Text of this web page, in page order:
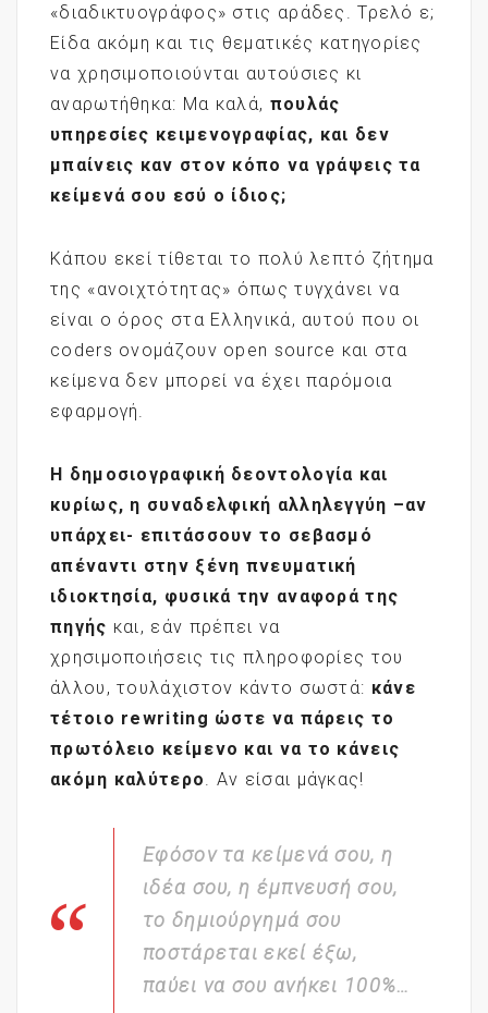
«διαδικτυογράφος» στις αράδες. Τρελό ε;
Είδα ακόμη και τις θεματικές κατηγορίες
να χρησιμοποιούνται αυτούσιες κι
αναρωτήθηκα: Μα καλά, πουλάς
υπηρεσίες κειμενογραφίας, και δεν
μπαίνεις καν στον κόπο να γράψεις τα
κείμενά σου εσύ ο ίδιος;
Κάπου εκεί τίθεται το πολύ λεπτό ζήτημα
της «ανοιχτότητας» όπως τυγχάνει να
είναι ο όρος στα Ελληνικά, αυτού που οι
coders ονομάζουν open source και στα
κείμενα δεν μπορεί να έχει παρόμοια
εφαρμογή.
Η δημοσιογραφική δεοντολογία και
κυρίως, η συναδελφική αλληλεγγύη –αν
υπάρχει- επιτάσσουν το σεβασμό
απέναντι στην ξένη πνευματική
ιδιοκτησία, φυσικά την αναφορά της
πηγής και, εάν πρέπει να
χρησιμοποιήσεις τις πληροφορίες του
άλλου, τουλάχιστον κάντο σωστά: κάνε
τέτοιο rewriting ώστε να πάρεις το
πρωτόλειο κείμενο και να το κάνεις
ακόμη καλύτερο
. Αν είσαι μάγκας!
Εφόσον τα κείμενά σου, η
ιδέα σου, η έμπνευσή σου,
το δημιούργημά σου
ποστάρεται εκεί έξω,
παύει να σου ανήκει 100%…